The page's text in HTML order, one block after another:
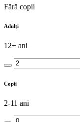
Fără copii
Adulți
12+ ani
Copii
2-11 ani